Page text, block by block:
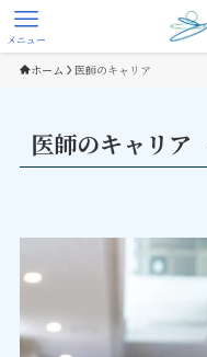
メニュー
ホーム 医師のキャリア
医師のキャリア